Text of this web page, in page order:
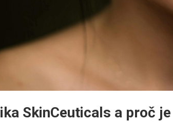
SkinCeuticals a proč